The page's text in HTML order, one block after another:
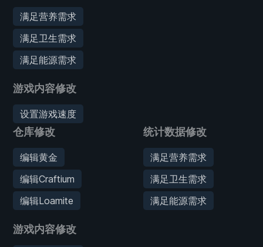
满足营养需求
满足卫生需求
满足能源需求
游戏内容修改
设置游戏速度
仓库修改
编辑黄金
编辑Craftium
编辑Loamite
游戏内容修改
统计数据修改
满足营养需求
满足卫生需求
满足能源需求